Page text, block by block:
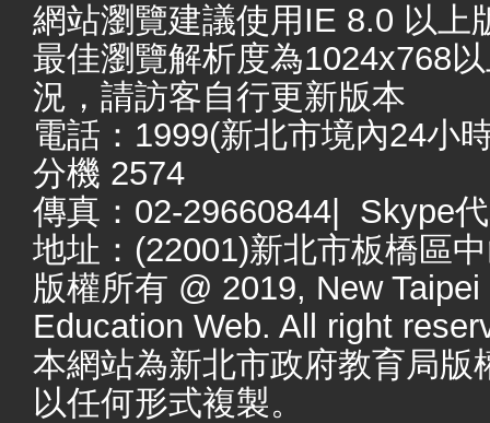
網站瀏覽建議使用IE 8.0 以上
最佳瀏覽解析度為1024x768
況，請訪客自行更新版本
電話：1999(新北市境內24小
分機 2574
傳真：02-29660844| Skype
地址：(22001)新北市板橋
版權所有 @ 2019, New
Education Web. All right
本網站為新北市政府教育局版
以任何形式複製。